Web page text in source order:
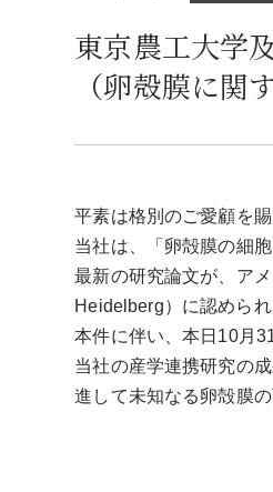
東京農工大学
（卵殻膜に
平素は格別のご愛顧を
当社は、「卵殻膜の細
最新の研究論文が、ア
Heidelberg）に認めら
本件に伴い、本日10月
当社の産学連携研究の
進して未知なる卵殻膜